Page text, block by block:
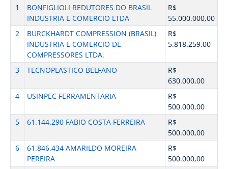
1
BONFIGLIOLI REDUTORES DO BRASIL
INDUSTRIA E COMERCIO LTDA
R$
55.000.000,00
2
BURCKHARDT COMPRESSION (BRASIL)
INDUSTRIA E COMERCIO DE
COMPRESSORES LTDA.
R$
5.818.259,00
3 TECNOPLASTICO BELFANO
R$
630.000,00
4
USINPEC FERRAMENTARIA
R$
500.000,00
5
61.144.290 FABIO COSTA FERREIRA
R$
500.000,00
6
61.846.434 AMARILDO MOREIRA
PEREIRA
R$
500.000,00